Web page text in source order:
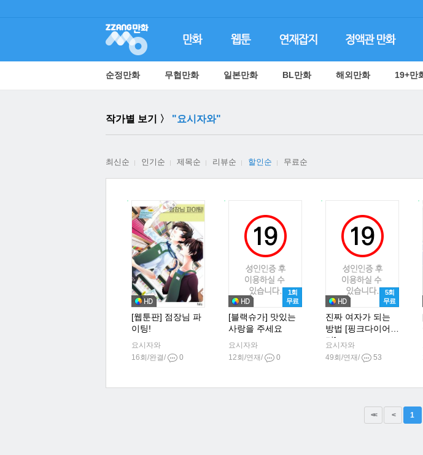
순정만화 무협만화 일본만화 BL만화 해외만화 19+만
작가별 보기 〉 "요시자와"
최신순 인기순 제목순 리뷰순 할인순 무료순
[웹툰판] 점장님 파
이팅!
요시자와
16회/완결/
0
1회
무료
[블랙슈가] 맛있는
사랑을 주세요
요시자와
12회/연재/
0
5회
무료
진짜 여자가 되는
방법 [핑크다이어
리]
요시자와
49회/연재/
53
<< < 1